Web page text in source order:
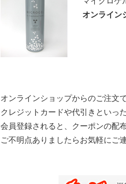
オンライン
オンラインショップからのご注文で
クレジットカードや代引きといった
会員登録されると、クーポンの配
ご不明点ありましたらお気軽にご